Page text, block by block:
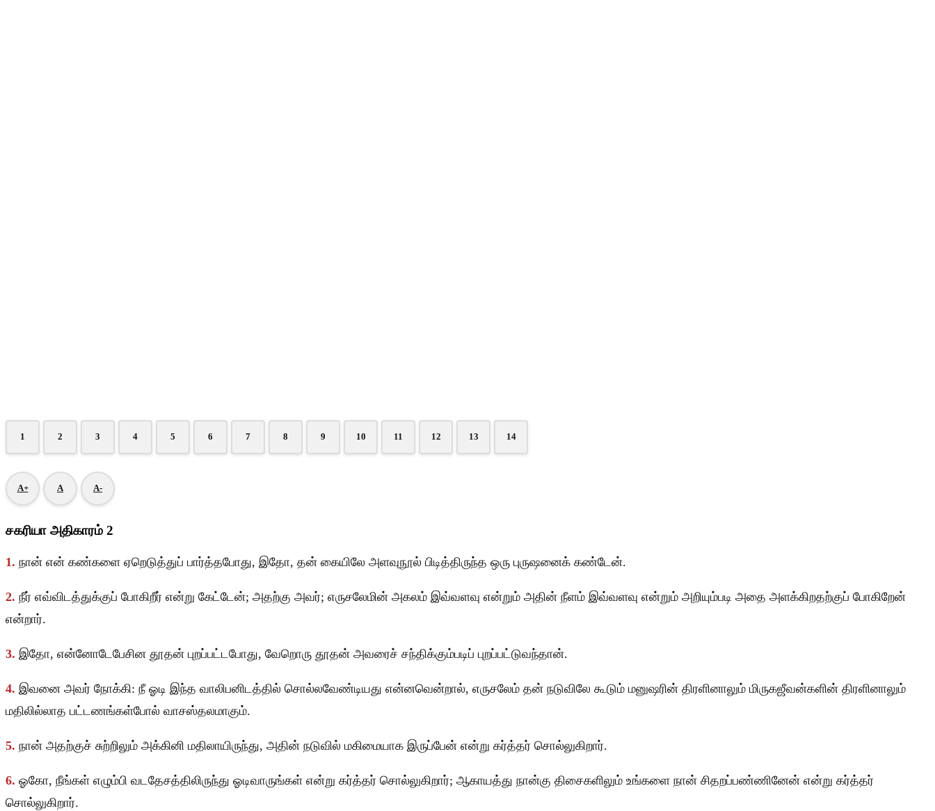
1 2 3 4 5 6 7 8 9 10 11 12 13 14
A+ A A-
சகரியா அதிகாரம் 2
1. நான் என் கண்களை ஏறெடுத்துப் பார்த்தபோது, இதோ, தன் கையிலே அளவுநூல் பிடித்திருந்த ஒரு புருஷனைக் கண்டேன்.
2. நீர் எவ்விடத்துக்குப் போகிறீர் என்று கேட்டேன்; அதற்கு அவர்; எருசலேமின் அகலம் இவ்வளவு என்றும் அதின் நீளம் இவ்வளவு என்றும் அறியும்படி அதை அளக்கிறதற்குப் போகிறேன்
என்றார்.
3. இதோ, என்னோடேபேசின தூதன் புறப்பட்டபோது, வேறொரு தூதன் அவரைச் சந்திக்கும்படிப் புறப்பட்டுவந்தான்.
4. இவனை அவர் நோக்கி: நீ ஓடி இந்த வாலிபனிடத்தில் சொல்லவேண்டியது என்னவென்றால், எருசலேம் தன் நடுவிலே கூடும் மனுஷரின் திரளினாலும் மிருகஜீவன்களின் திரளினாலும்
மதிலில்லாத பட்டணங்கள்போல் வாசஸ்தலமாகும்.
5. நான் அதற்குச் சுற்றிலும் அக்கினி மதிலாயிருந்து, அதின் நடுவில் மகிமையாக இருப்பேன் என்று கர்த்தர் சொல்லுகிறார்.
6. ஓகோ, நீங்கள் எழும்பி வடதேசத்திலிருந்து ஓடிவாருங்கள் என்று கர்த்தர் சொல்லுகிறார்; ஆகாயத்து நான்கு திசைகளிலும் உங்களை நான் சிதறப்பண்ணினேன் என்று கர்த்தர்
சொல்லுகிறார்.